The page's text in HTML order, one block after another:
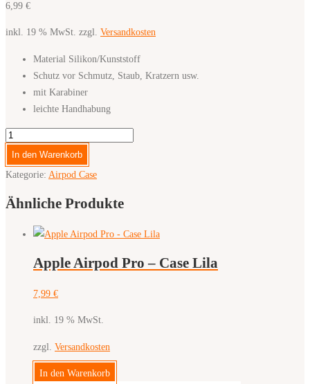
6,99 €
inkl. 19 % MwSt. zzgl. Versandkosten
Material Silikon/Kunststoff
Schutz vor Schmutz, Staub, Kratzern usw.
mit Karabiner
leichte Handhabung
Apple
Airpod
1./2.
–
Carbon
In den Warenkorb
Kategorie: Airpod Case
Ähnliche Produkte
Apple Airpod Pro – Case Lila
7,99 €
inkl. 19 % MwSt.
zzgl. Versandkosten
In den Warenkorb